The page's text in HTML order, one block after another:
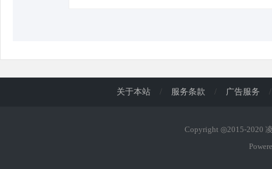
关于本站 / 服务条款 / 广告服务 /
Copyright ◎2015-2020